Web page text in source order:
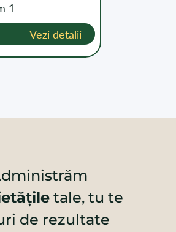
1
Vezi detalii
tale, tu te
de rezultate